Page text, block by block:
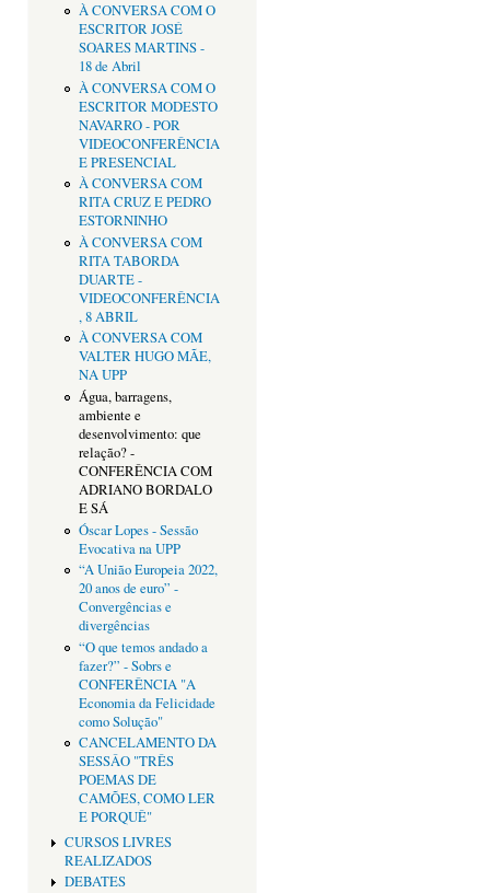
À CONVERSA COM O
ESCRITOR JOSÉ
SOARES MARTINS -
18 de Abril
À CONVERSA COM O
ESCRITOR MODESTO
NAVARRO - POR
VIDEOCONFERÊNCIA
E PRESENCIAL
À CONVERSA COM
RITA CRUZ E PEDRO
ESTORNINHO
À CONVERSA COM
RITA TABORDA
DUARTE -
VIDEOCONFERÊNCIA
, 8 ABRIL
À CONVERSA COM
VALTER HUGO MÃE,
NA UPP
Água, barragens,
ambiente e
desenvolvimento: que
relação? -
CONFERÊNCIA COM
ADRIANO BORDALO
E SÁ
Óscar Lopes - Sessão
Evocativa na UPP
“A União Europeia 2022,
20 anos de euro” -
Convergências e
divergências
“O que temos andado a
fazer?” - Sobrs e
CONFERÊNCIA "A
Economia da Felicidade
como Solução"
CANCELAMENTO DA
SESSÂO "TRÊS
POEMAS DE
CAMÕES, COMO LER
E PORQUÊ"
CURSOS LIVRES
REALIZADOS
DEBATES